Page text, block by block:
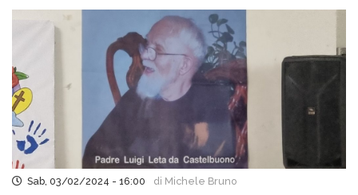
Sab, 03/02/2024 - 16:00 di Michele Bruno